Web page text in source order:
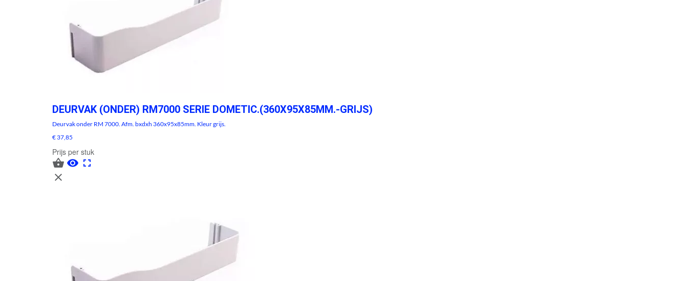
DEURVAK (ONDER) RM7000 SERIE DOMETIC.(360X95X85MM.-GRIJS)
Deurvak onder RM 7000. Afm. bxdxh 360x95x85mm. Kleur grijs.
€ 37,85
Prijs per stuk
  
